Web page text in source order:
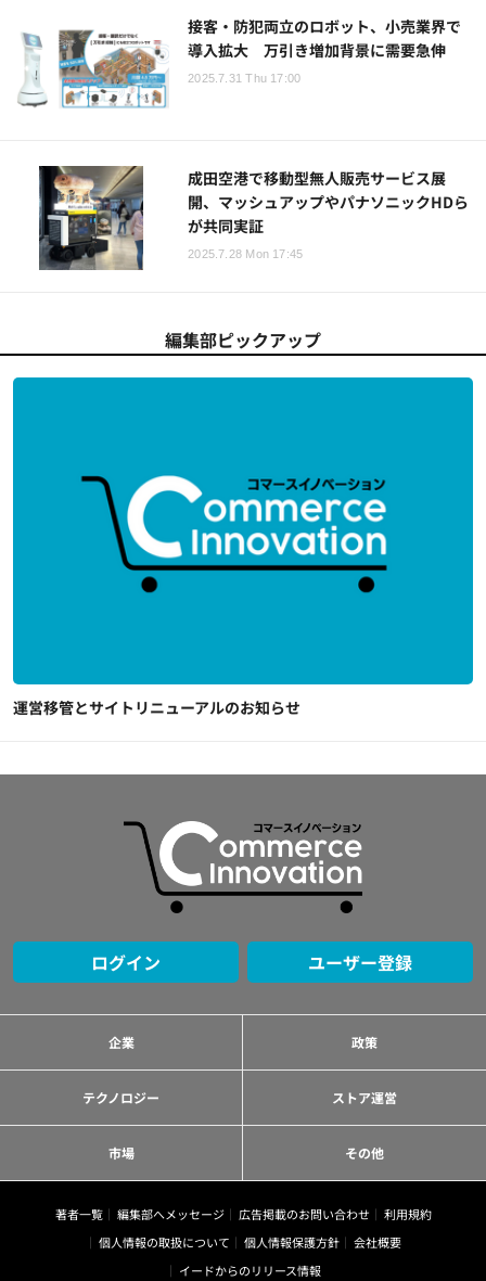
接客・防犯両立のロボット、小売業界で
導入拡大 万引き増加背景に需要急伸
2025.7.31 Thu 17:00
成田空港で移動型無人販売サービス展
開、マッシュアップやパナソニックHDら
が共同実証
2025.7.28 Mon 17:45
編集部ピックアップ
運営移管とサイトリニューアルのお知らせ
ログイン ユーザー登録
企業 政策
テクノロジー ストア運営
市場 その他
著者一覧 編集部へメッセージ 広告掲載のお問い合わせ
利用規約
個人情報の取扱について
個人情報保護方針
会社概要
イードからのリリース情報